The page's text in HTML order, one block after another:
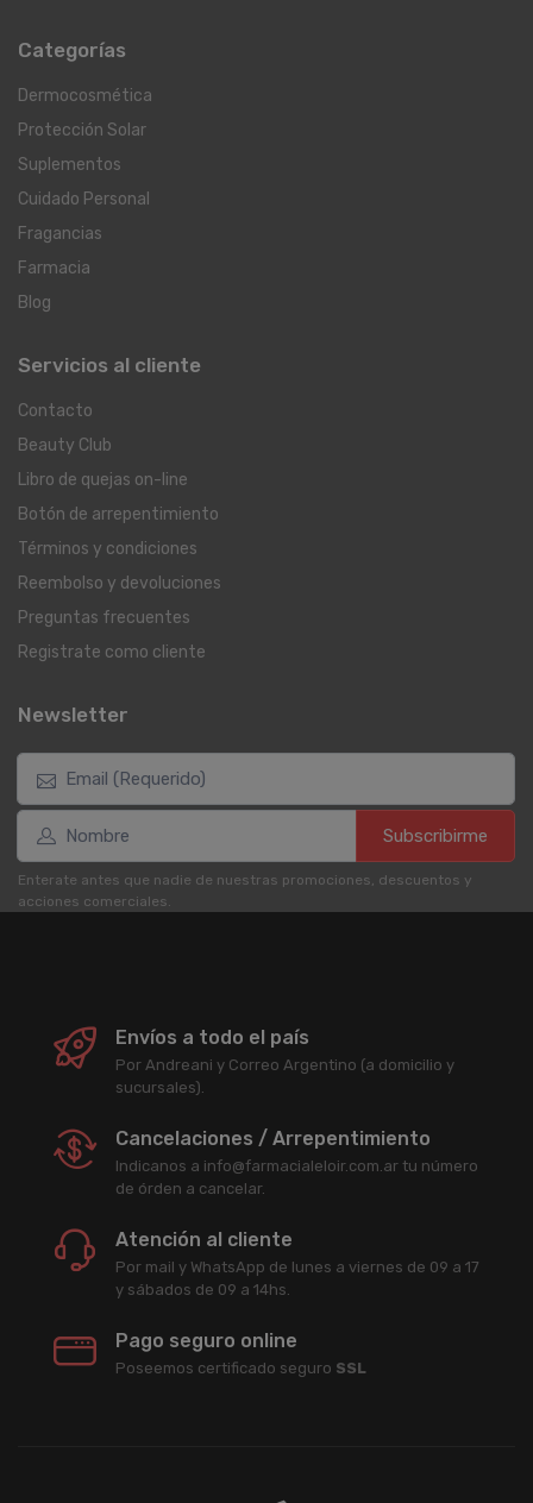
Categorías
Dermocosmética
Protección Solar
Suplementos
Cuidado Personal
Fragancias
Farmacia
Blog
Servicios al cliente
Contacto
Beauty Club
Libro de quejas on-line
Botón de arrepentimiento
Términos y condiciones
Reembolso y devoluciones
Preguntas frecuentes
Registrate como cliente
Newsletter
Subscribirme
Enterate antes que nadie de nuestras promociones, descuentos y
acciones comerciales.
Envíos a todo el país
Por Andreani y Correo Argentino (a domicilio y
sucursales).
Cancelaciones / Arrepentimiento
Indicanos a info@farmacialeloir.com.ar tu número
de órden a cancelar.
Atención al cliente
Por mail y WhatsApp de lunes a viernes de 09 a 17
y sábados de 09 a 14hs.
Pago seguro online
Poseemos certificado seguro SSL